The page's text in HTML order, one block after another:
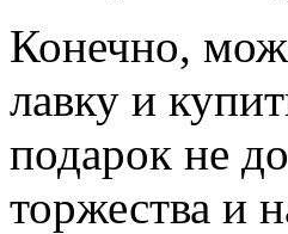
Конечно,
лавку и
подарок не
торжества и